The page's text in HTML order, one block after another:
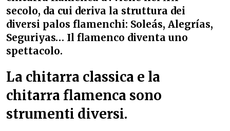
secolo, da cui deriva la struttura dei
diversi palos flamenchi: Soleás, Alegrías,
Seguriyas… Il flamenco diventa uno
spettacolo.
La chitarra classica e la
chitarra flamenca sono
strumenti diversi.